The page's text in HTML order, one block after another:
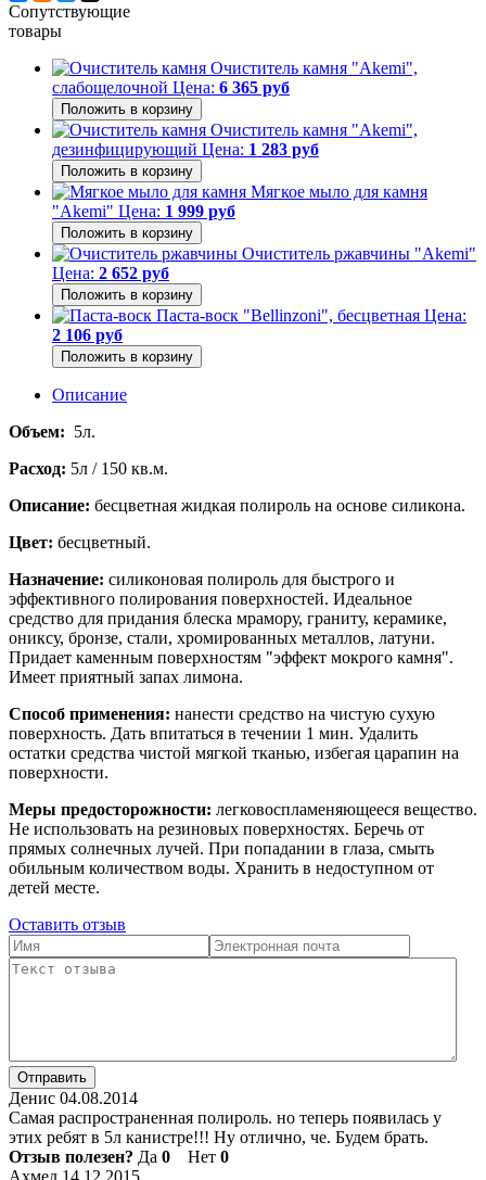
Сопутствующие
товары
Очиститель камня "Akemi",
слабощелочной Цена: 6 365 руб
Очиститель камня "Akemi",
дезинфицирующий Цена: 1 283 руб
Мягкое мыло для камня
"Akemi" Цена: 1 999 руб
Очиститель ржавчины "Akemi"
Цена: 2 652 руб
Паста-воск "Bellinzoni", бесцветная Цена:
2 106 руб
Описание
Объем: 5л.
Расход: 5л / 150 кв.м.
Описание: бесцветная жидкая полироль на основе силикона.
Цвет: бесцветный.
Назначение: силиконовая полироль для быстрого и
эффективного полирования поверхностей. Идеальное
средство для придания блеска мрамору, граниту, керамике,
ониксу, бронзе, стали, хромированных металлов, латуни.
Придает каменным поверхностям "эффект мокрого камня".
Имеет приятный запах лимона.
Способ применения: нанести средство на чистую сухую
поверхность. Дать впитаться в течении 1 мин. Удалить
остатки средства чистой мягкой тканью, избегая царапин на
поверхности.
Меры предосторожности: легковоспламеняющееся вещество.
Не использовать на резиновых поверхностях. Беречь от
прямых солнечных лучей. При попадании в глаза, смыть
обильным количеством воды. Хранить в недоступном от
детей месте.
Оставить отзыв
Отправить
Денис 04.08.2014
Самая распространенная полироль. но теперь появилась у
этих ребят в 5л канистре!!! Ну отлично, че. Будем брать.
Отзыв полезен? Да 0 Нет 0
Ахмед 14.12.2015